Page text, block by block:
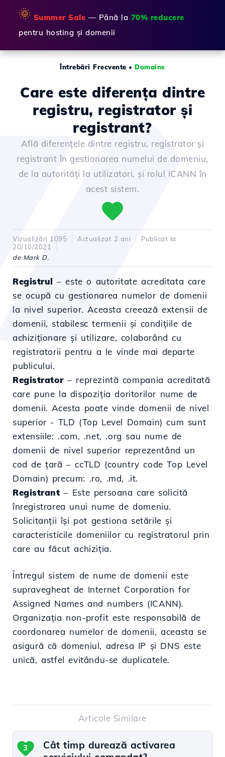
🌞 Summer Sale — Până la 70% reducere
pentru hosting și domenii
Întrebări Frecvente •Domains
Care este diferența dintre
registru, registrator și
registrant?
Află diferențele dintre registru, registrator și
registrant în gestionarea numelui de domeniu,
de la autorități la utilizatori, și rolul ICANN în
acest sistem.
Vizualizări 1095 Actualizat 2 ani
Publicat la
20/10/2021
de Mark D.
Registrul – este o autoritate acreditata care
se ocupă cu gestionarea numelor de domenii
la nivel superior. Aceasta creează extensii de
domenii, stabilesc termenii și condițiile de
achiziționare și utilizare, colaborând cu
registratorii pentru a le vinde mai departe
publicului.
Registrator– reprezintă compania acreditată
care pune la dispoziția doritorilor nume de
domenii. Acesta poate vinde domenii de nivel
superior - TLD (Top Level Domain) cum sunt
extensiile: .com, .net, .org sau nume de
domenii de nivel superior reprezentând un
cod de țară – ccTLD (country code Top Level
Domain) precum: .ro, .md, .it.
Registrant – Este persoana care solicită
înregistrarea unui nume de domeniu.
Solicitanții își pot gestiona setările și
caracteristicile domeniilor cu registratorul prin
care au făcut achiziția.
Întregul sistem de nume de domenii este
supravegheat de Internet Corporation for
Assigned Names and numbers (ICANN).
Organizația non-profit este responsabilă de
coordonarea numelor de domenii, aceasta se
asigură că domeniul, adresa IP și DNS este
unică, astfel evitându-se duplicatele.
Articole Similare
Cât timp durează activarea
3